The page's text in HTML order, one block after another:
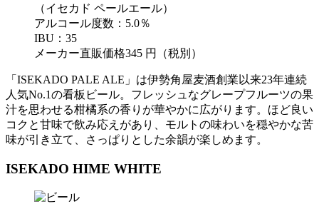
（イセカド ペールエール）
アルコール度数：5.0％
IBU：35
メーカー直販価格345 円（税別）
「ISEKADO PALE ALE」は伊勢角屋麦酒創業以来23年連続
人気No.1の看板ビール。フレッシュなグレープフルーツの果
汁を思わせる柑橘系の香りが華やかに広がります。ほど良い
コクと甘味で飲み応えがあり、モルトの味わいを穏やかな苦
味が引き立て、さっぱりとした余韻が楽しめます。
ISEKADO HIME WHITE